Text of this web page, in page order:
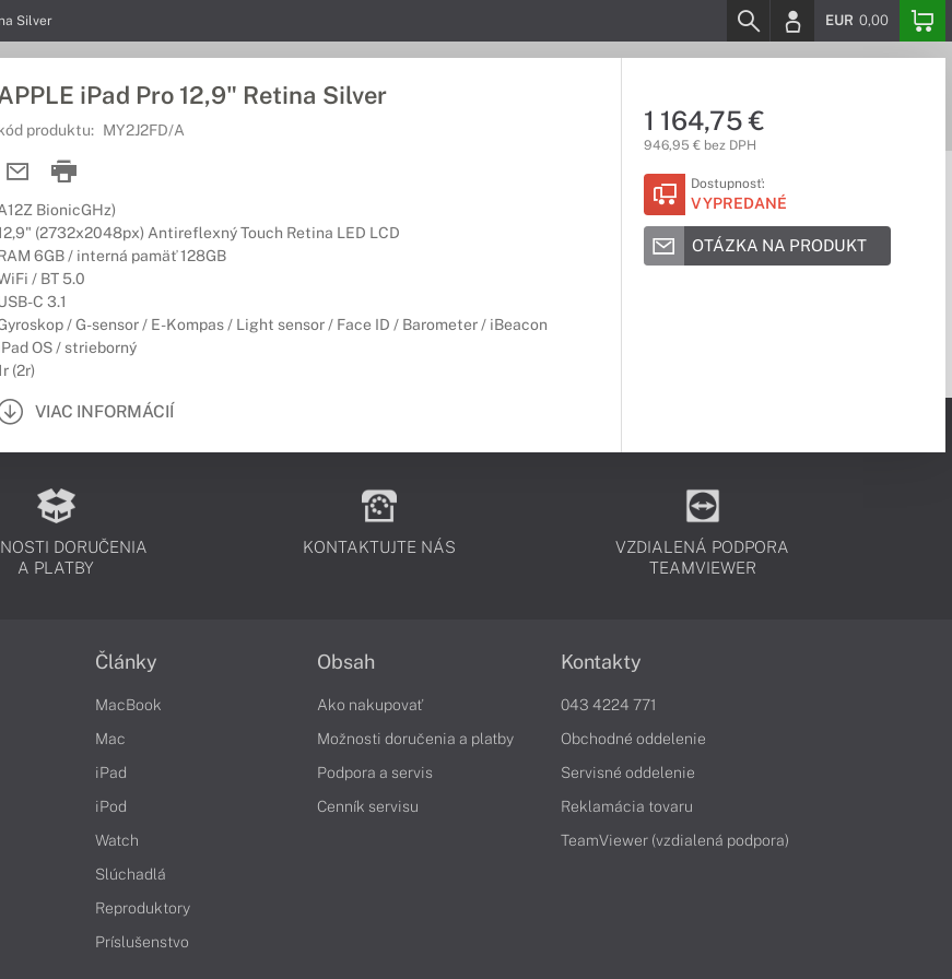
Silver EUR 0,00
iPad Pro 12,9" Retina Silver
produktu: MY2J2FD/A
BionicGHz)
(2732x2048px) Antireflexný Touch Retina LED LCD
6GB / interná pamäť 128GB
/ BT 5.0
C 3.1
/ G-sensor / E-Kompas / Light sensor / Face ID / Barometer / iBeacon
OS / strieborný
(2r)
VIAC INFORMÁCIÍ
1 164,75 €
946,95 € bez DPH
Dostupnosť:
VYPREDANÉ
OTÁZKA NA PRODUKT
DORUČENIA
A PLATBY
KONTAKTUJTE NÁS
VZDIALENÁ PODPORA
TEAMVIEWER
Články
MacBook
Mac
iPad
iPod
Watch
Slúchadlá
Reproduktory
Príslušenstvo
Obsah
Ako nakupovať
Možnosti doručenia a platby
Podpora a servis
Cenník servisu
Kontakty
043 4224 771
Obchodné oddelenie
Servisné oddelenie
Reklamácia tovaru
TeamViewer (vzdialená podpora)